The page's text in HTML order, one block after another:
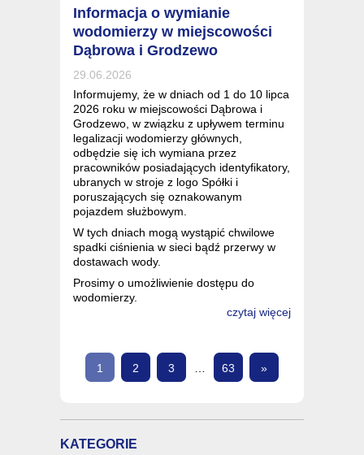
Informacja o wymianie
wodomierzy w miejscowości
Dąbrowa i Grodzewo
29.06.2026
Informujemy, że w dniach od 1 do 10 lipca
2026 roku w miejscowości Dąbrowa i
Grodzewo, w związku z upływem terminu
legalizacji wodomierzy głównych,
odbędzie się ich wymiana przez
pracowników posiadających identyfikatory,
ubranych w stroje z logo Spółki i
poruszających się oznakowanym
pojazdem służbowym.
W tych dniach mogą wystąpić chwilowe
spadki ciśnienia w sieci bądź przerwy w
dostawach wody.
Prosimy o umożliwienie dostępu do
wodomierzy.
czytaj więcej
1 2 3 63 »
KATEGORIE